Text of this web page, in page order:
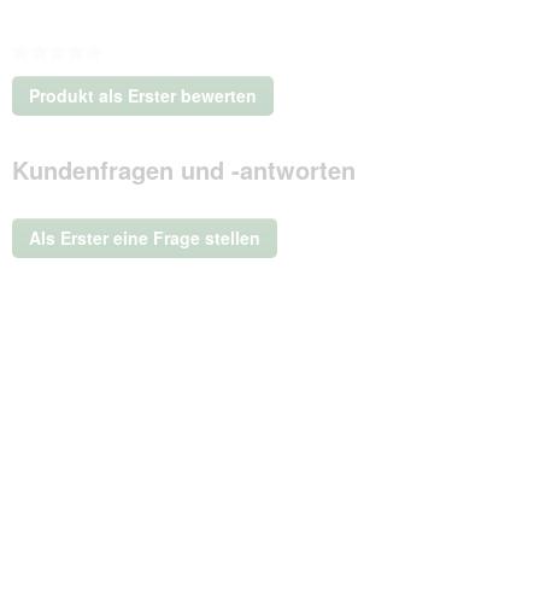
Kein
Beurteilungswert
Produkt als Erster bewerten
.
dieser
Aktion
ein
modales
Kundenfragen und -antworten
Als Erster eine Frage stellen